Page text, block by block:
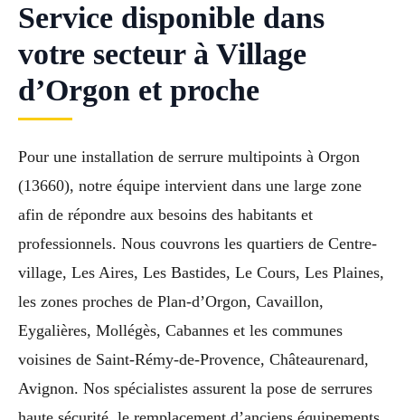
Service disponible dans
votre secteur à Village
d’Orgon et proche
Pour une installation de serrure multipoints à Orgon
(13660), notre équipe intervient dans une large zone
afin de répondre aux besoins des habitants et
professionnels. Nous couvrons les quartiers de Centre-
village, Les Aires, Les Bastides, Le Cours, Les Plaines,
les zones proches de Plan-d’Orgon, Cavaillon,
Eygalières, Mollégès, Cabannes et les communes
voisines de Saint-Rémy-de-Provence, Châteaurenard,
Avignon. Nos spécialistes assurent la pose de serrures